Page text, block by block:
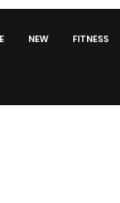
NEW FITNESS